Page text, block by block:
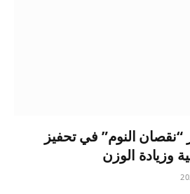
النوم” في تحفيز
وزيادة الوزن